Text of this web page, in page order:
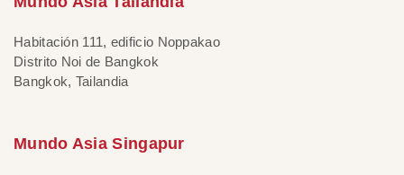
Habitación 111, edificio Noppakao
Distrito Noi de Bangkok
Bangkok, Tailandia
Mundo Asia Singapur